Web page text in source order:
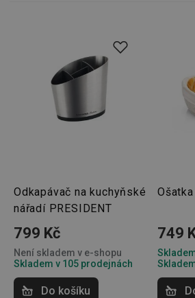
Odkapávač na kuchyňské
nářadí PRESIDENT
799 Kč
Není skladem v e-shopu
Skladem v 105 prodejnách
Do košíku
749
zásadách ochrany soukromí